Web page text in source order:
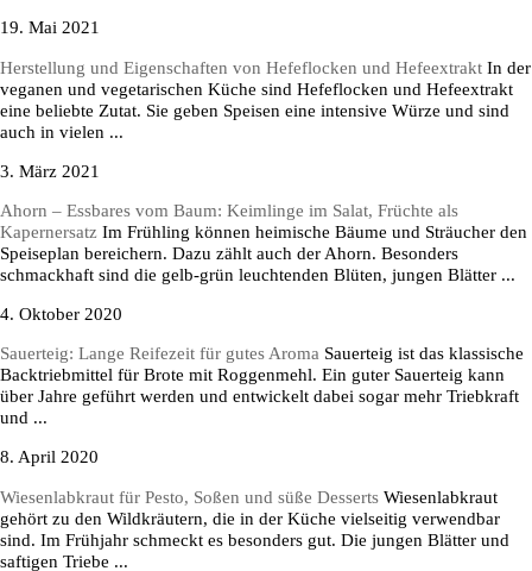
19. Mai 2021
Herstellung und Eigenschaften von Hefeflocken und Hefeextrakt In der
veganen und vegetarischen Küche sind Hefeflocken und Hefeextrakt
eine beliebte Zutat. Sie geben Speisen eine intensive Würze und sind
auch in vielen ...
3. März 2021
Ahorn – Essbares vom Baum: Keimlinge im Salat, Früchte als
Kapernersatz Im Frühling können heimische Bäume und Sträucher den
Speiseplan bereichern. Dazu zählt auch der Ahorn. Besonders
schmackhaft sind die gelb-grün leuchtenden Blüten, jungen Blätter ...
4. Oktober 2020
Sauerteig: Lange Reifezeit für gutes Aroma Sauerteig ist das klassische
Backtriebmittel für Brote mit Roggenmehl. Ein guter Sauerteig kann
über Jahre geführt werden und entwickelt dabei sogar mehr Triebkraft
und ...
8. April 2020
Wiesenlabkraut für Pesto, Soßen und süße Desserts Wiesenlabkraut
gehört zu den Wildkräutern, die in der Küche vielseitig verwendbar
sind. Im Frühjahr schmeckt es besonders gut. Die jungen Blätter und
saftigen Triebe ...